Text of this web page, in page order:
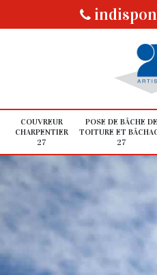
COUVREUR
CHARPENTIER
27
POSE DE BÂCHE DE
TOITURE ET
27